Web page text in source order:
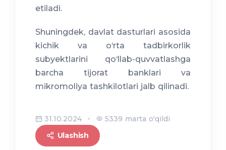
etiladi.
Shuningdek, davlat dasturlari asosida
kichik va o‘rta tadbirkorlik
subyektlarini qo‘llab-quvvatlashga
barcha tijorat banklari va
mikromoliya tashkilotlari jalb qilinadi.
31.10.2024
5339 marta o'qildi
Ulashish